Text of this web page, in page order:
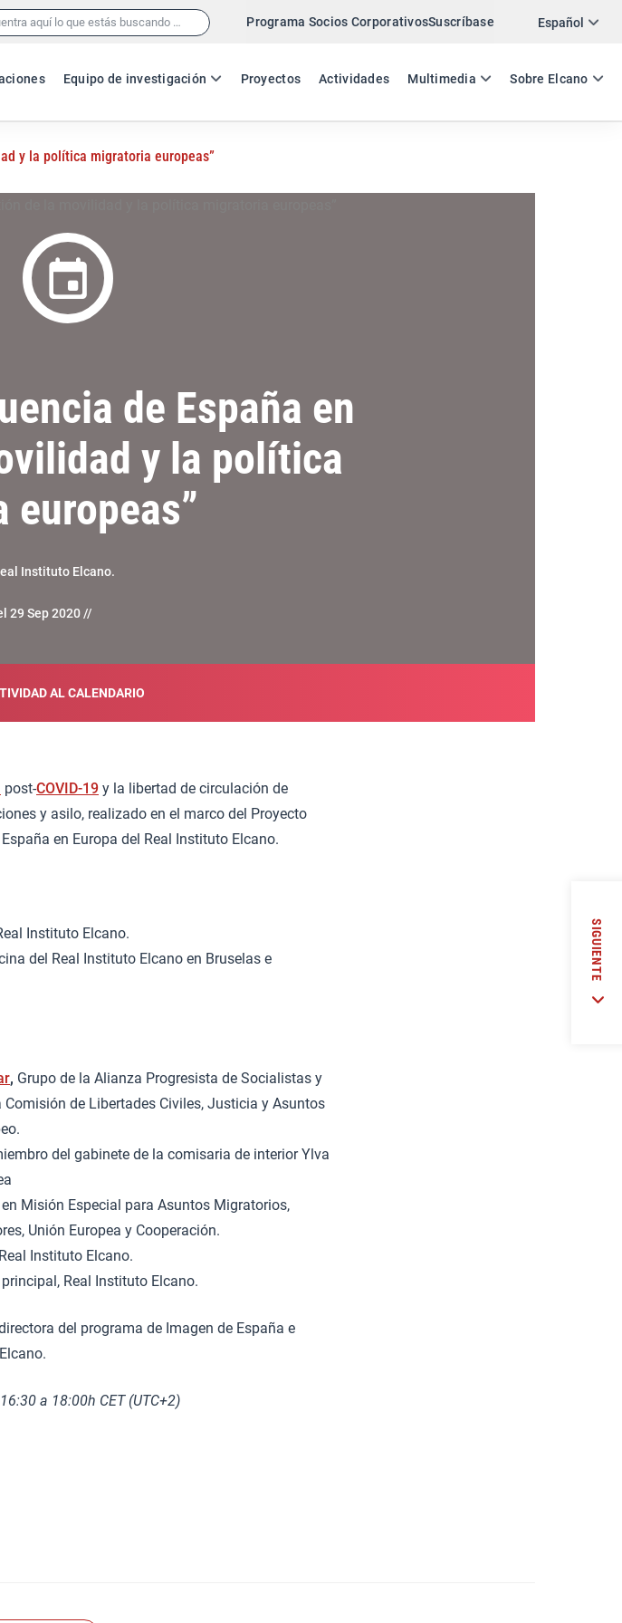
Programa Socios CorporativosSuscríbase Español
ES EN
Equipo de investigación Proyectos Actividades Multimedia Sobre Elcano
Twitter
y la política migratoria europeas”
de España en
y la política
europeas”
Instituto Elcano.
29 Sep 2020 //
AL CALENDARIO
post-COVID-19 y la libertad de circulación de
y asilo, realizado en el marco del Proyecto
en Europa del Real Instituto Elcano.
Instituto Elcano.
del Real Instituto Elcano en Bruselas e
, Grupo de la Alianza Progresista de Socialistas y
Comisión de Libertades Civiles, Justicia y Asuntos
del gabinete de la comisaria de interior Ylva
Misión Especial para Asuntos Migratorios,
Unión Europea y Cooperación.
Instituto Elcano.
Real Instituto Elcano.
del programa de Imagen de España e
a 18:00h CET (UTC+2)
SIGUIENTE